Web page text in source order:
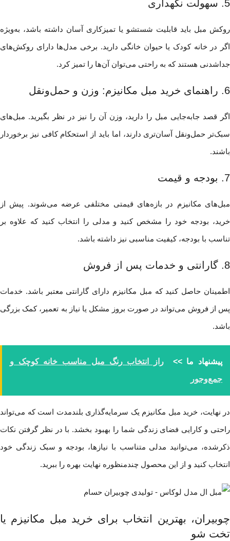
5. سهولت نگهداری
روکش مبل باید قابلیت شستشو یا تمیزکاری آسان داشته باشد، به‌ویژه
اگر در خانه کودک یا حیوان خانگی دارید. برخی مدل‌ها دارای روکش‌های
جداشدنی هستند که به راحتی می‌توان آن‌ها را تمیز کرد.
6. راهنمای خرید مبل مکانیزم: وزن و حمل‌ونقل
اگر قصد جابه‌جایی مبل را دارید، وزن آن را نیز در نظر بگیرید. مبل‌های
سبک‌تر حمل‌ونقل آسان‌تری دارند، اما باید از استحکام کافی نیز برخوردار
باشند.
7. بودجه و قیمت
مبل‌های مکانیزم در بازه‌های قیمتی مختلفی عرضه می‌شوند. پیش از
خرید، بودجه خود را مشخص کنید و مدلی را انتخاب کنید که علاوه بر
تناسب با بودجه، کیفیت مناسبی نیز داشته باشد.
8. گارانتی و خدمات پس از فروش
اطمینان حاصل کنید که مبل مکانیزم دارای گارانتی معتبر باشد. خدمات
پس از فروش می‌تواند در صورت بروز مشکل یا نیاز به تعمیر، کمک بزرگی
باشد.
پیشنهاد ما >>
راز انتخاب رنگ مبل مناسب خانه کوچک و
جمع‌وجور
در نهایت، خرید مبل مکانیزم یک سرمایه‌گذاری بلندمدت است که می‌تواند
راحتی و کارایی فضای زندگی شما را بهبود بخشد. با در نظر گرفتن نکات
ذکرشده، می‌توانید مدلی متناسب با نیازها، بودجه و سبک زندگی خود
انتخاب کنید و از این محصول چندمنظوره نهایت بهره را ببرید.
چوبیران، بهترین انتخاب برای خرید مبل مکانیزم یا
تخت شو